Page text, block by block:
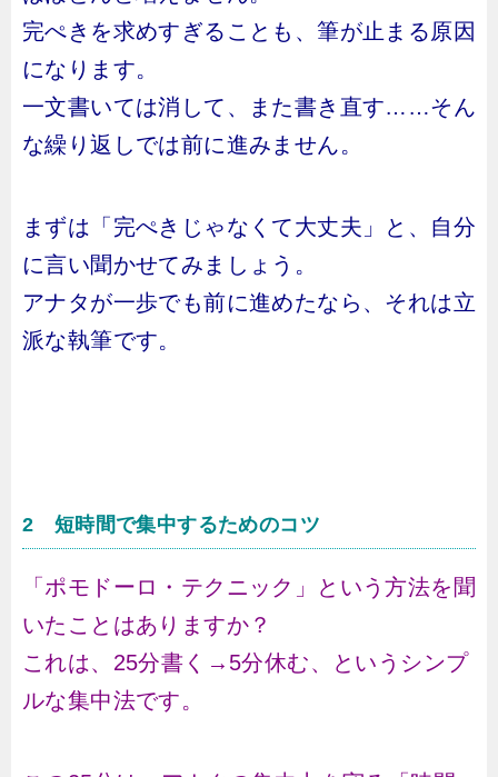
完ぺきを求めすぎることも、筆が止まる原因
になります。
一文書いては消して、また書き直す……そん
な繰り返しでは前に進みません。
まずは「完ぺきじゃなくて大丈夫」と、自分
に言い聞かせてみましょう。
アナタが一歩でも前に進めたなら、それは立
派な執筆です。
2 短時間で集中するためのコツ
「ポモドーロ・テクニック」という方法を聞
いたことはありますか？
これは、25分書く→5分休む、というシンプ
ルな集中法です。